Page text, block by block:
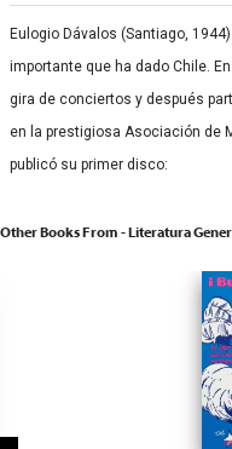
Eulogio Dávalos (Santiago,
importante que ha dado Chile.
gira de conciertos y después
en la prestigiosa Asociación de
publicó su primer disco:
Other Books From - Literatura